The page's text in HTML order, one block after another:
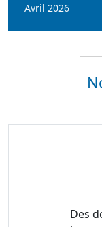
Avril 2026
Des